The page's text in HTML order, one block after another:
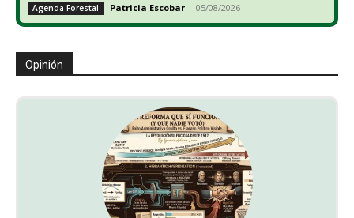
Agenda Forestal Patricia Escobar - 05/08/2026
Opinión